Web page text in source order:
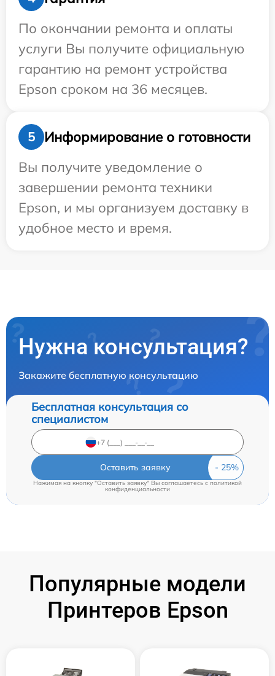
По окончании ремонта и оплаты
услуги Вы получите официальную
гарантию на ремонт устройства
Epson сроком на 36 месяцев.
5
Информирование о готовности
Вы получите уведомление о
завершении ремонта техники
Epson, и мы организуем доставку в
удобное место и время.
Нужна консультация?
Закажите бесплатную консультацию
Бесплатная консультация со
специалистом
Оставить заявку
Нажимая на кнопку "Оставить заявку" Вы соглашаетесь c политикой
конфиденциальности
Популярные модели
Принтеров Epson